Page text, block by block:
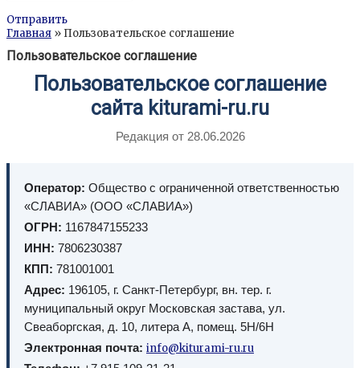
Отправить
Главная » Пользовательское соглашение
Пользовательское соглашение
Пользовательское соглашение
сайта kiturami-ru.ru
Редакция от 28.06.2026
Оператор: Общество с ограниченной ответственностью
«СЛАВИА» (ООО «СЛАВИА»)
ОГРН: 1167847155233
ИНН: 7806230387
КПП: 781001001
Адрес: 196105, г. Санкт-Петербург, вн. тер. г.
муниципальный округ Московская застава, ул.
Свеаборгская, д. 10, литера А, помещ. 5Н/6Н
Электронная почта: info@kiturami-ru.ru